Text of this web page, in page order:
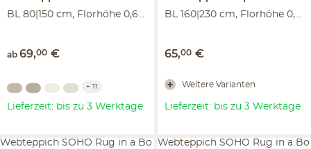
BL 80|150 cm, Florhöhe 0,6 cm
ab 69,00 €
+ 11
Lieferzeit: bis zu 3 Werktage
BL 160|230 cm, Florhöhe 0,6 cm
65,00 €
Weitere Varianten
Lieferzeit: bis zu 3 Werktage
Webteppich SOHO Rug in a Bo
Webteppich SOHO Rug in a Bo